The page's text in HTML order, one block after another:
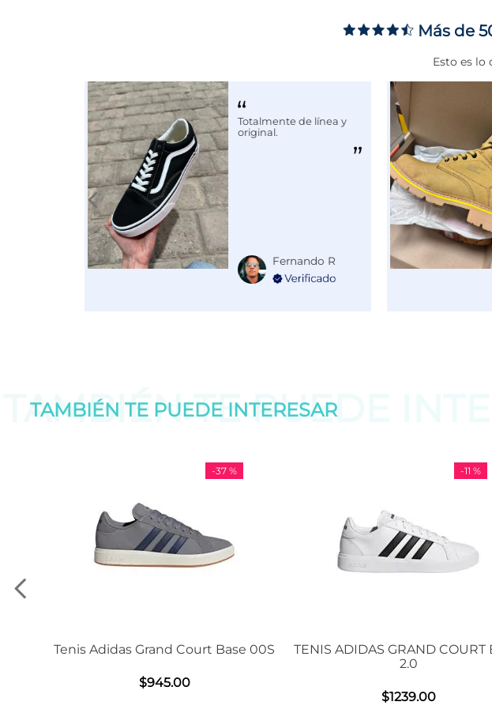
DE 0 A 4 cms
Color
Disciplina COMBATE
Más de
Esto es lo
Totalmente de línea y
original.
Fernando R
TAMBIÉN TE PUEDE
TAMBIÉN TE PUEDE INTERESAR
Tenis Adidas Grand Court Base 00S
.00
TENIS ADIDAS GRAND COURT BASE
1239.00